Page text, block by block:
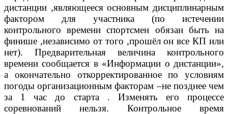
дистанции ,являющееся основным дисциплинарным
фактором для участника (по истечении
контрольного времени спортсмен обязан быть на
финише ,независимо от того ,прошёл он все КП или
нет). Предварительная величина контрольного
времени сообщается в «Информации о дистанции»,
а окончательно откорректированное по условиям
погоды организационным факторам –не позднее чем
за 1 час до старта . Изменять его процессе
соревнований нельзя. Контрольное время